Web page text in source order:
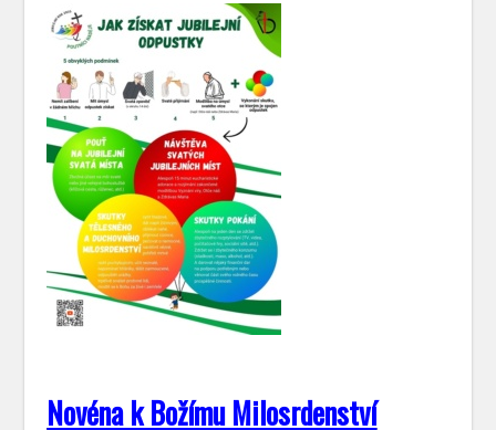
Novéna k Božímu Milosrdenství